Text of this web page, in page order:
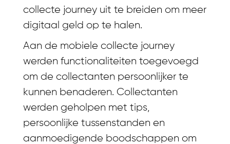
collecte journey uit te breiden om meer
digitaal geld op te halen.
Aan de mobiele collecte journey
werden functionaliteiten toegevoegd
om de collectanten persoonlijker te
kunnen benaderen. Collectanten
werden geholpen met tips,
persoonlijke tussenstanden en
aanmoedigende boodschappen om